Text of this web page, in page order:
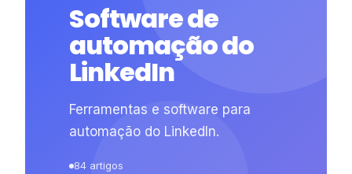
Software de
automação do
LinkedIn
Ferramentas e software para
automação do LinkedIn.
84 artigos